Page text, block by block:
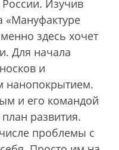
Изучив
«Мануфактуре
здесь хочет
Для начала
и
нанопокрытием.
и его командой
развития.
проблемы с